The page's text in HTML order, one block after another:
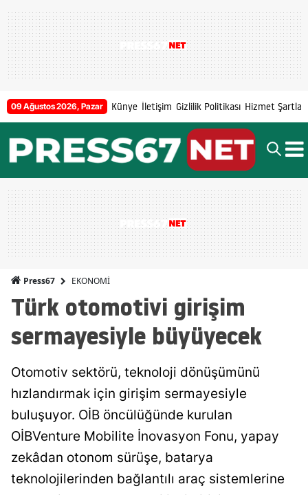
09 Ağustos 2026, Pazar Künye İletişim Gizlilik Politikası Hizmet Şartları
Press67 EKONOMİ
Türk otomotivi girişim
sermayesiyle büyüyecek
Otomotiv sektörü, teknoloji dönüşümünü
hızlandırmak için girişim sermayesiyle
buluşuyor. OİB öncülüğünde kurulan
OİBVenture Mobilite İnovasyon Fonu, yapay
zekâdan otonom sürüşe, batarya
teknolojilerinden bağlantılı araç sistemlerine